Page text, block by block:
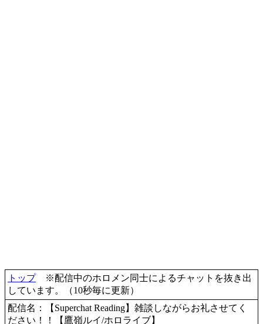
トップ※配信中のホロメン同士によるチャットを抜き出
しています。（10秒毎に更新）
配信名：【Superchat Reading】雑談しながらお礼させてく
ださい！！【鷹嶺ルイ/ホロライブ】